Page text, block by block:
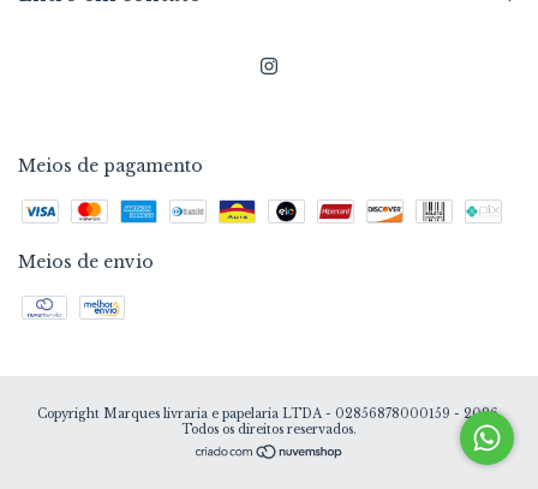
Meios de pagamento
Meios de envio
Copyright Marques livraria e papelaria LTDA - 02856878000159 - 2026.
Todos os direitos reservados.